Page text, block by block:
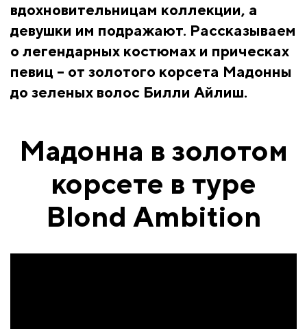
вдохновительницам коллекции, а
девушки им подражают. Рассказываем
о легендарных костюмах и прическах
певиц – от золотого корсета Мадонны
до зеленых волос Билли Айлиш.
Мадонна в золотом
корсете в туре
Blond Ambition